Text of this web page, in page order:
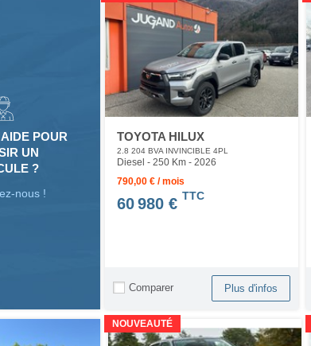
POUR
UN
?
nous !
TOYOTA HILUX
2.8 204 BVA INVINCIBLE 4PL
Diesel - 250 Km - 2026
790,00 € / mois
60 980 € TTC
Comparer Plus d'infos
NOUVEAUTÉ